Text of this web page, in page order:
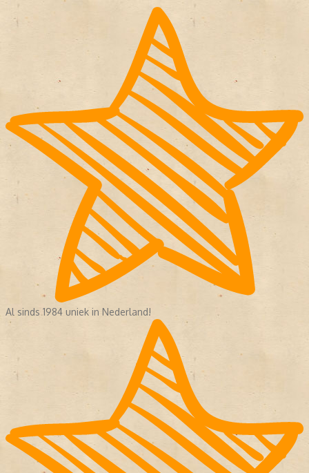
Al sinds 1984 uniek in Nederland!